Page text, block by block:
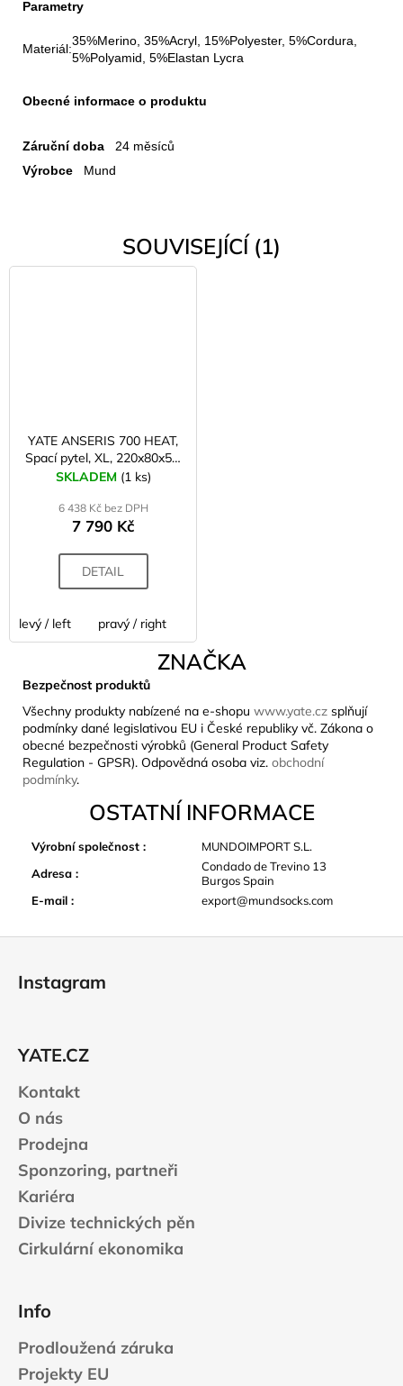
Parametry
Materiál:
35%Merino, 35%Acryl, 15%Polyester, 5%Cordura,
5%Polyamid, 5%Elastan Lycra
Obecné informace o produktu
Záruční doba
24 měsíců
Výrobce
Mund
SOUVISEJÍCÍ (1)
YATE ANSERIS 700 HEAT,
Spací pytel, XL, 220x80x50,
vak
SKLADEM (1 ks)
6 438 Kč bez DPH
7 790 Kč
DETAIL
levý / left pravý / right
ZNAČKA
Bezpečnost produktů
Všechny produkty nabízené na e-shopu www.yate.cz splňují
podmínky dané legislativou EU i České republiky vč. Zákona o
obecné bezpečnosti výrobků (General Product Safety
Regulation - GPSR). Odpovědná osoba viz. obchodní
podmínky.
OSTATNÍ INFORMACE
Výrobní společnost :
MUNDOIMPORT S.L.
Adresa :
Condado de Trevino 13
Burgos Spain
E-mail : export@mundsocks.com
Instagram
YATE.CZ
Kontakt
O nás
Prodejna
Sponzoring, partneři
Kariéra
Divize technických pěn
Cirkulární ekonomika
Info
Prodloužená záruka
Projekty EU